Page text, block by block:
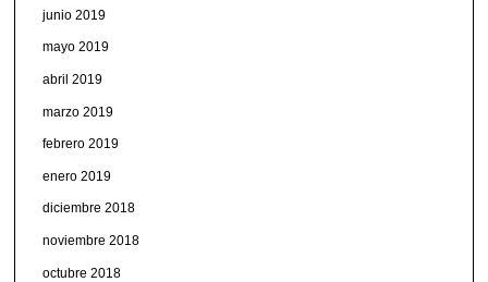
junio 2019
mayo 2019
abril 2019
marzo 2019
febrero 2019
enero 2019
diciembre 2018
noviembre 2018
octubre 2018